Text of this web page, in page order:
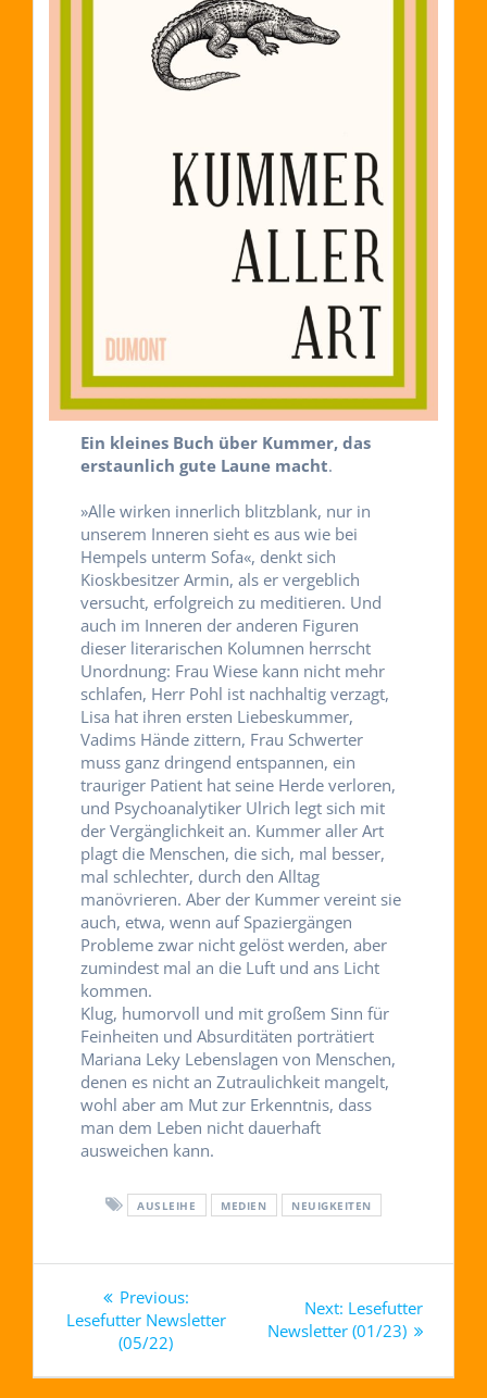
Ein kleines Buch über Kummer, das
erstaunlich gute Laune macht.
»Alle wirken innerlich blitzblank, nur in
unserem Inneren sieht es aus wie bei
Hempels unterm Sofa«, denkt sich
Kioskbesitzer Armin, als er vergeblich
versucht, erfolgreich zu meditieren. Und
auch im Inneren der anderen Figuren
dieser literarischen Kolumnen herrscht
Unordnung: Frau Wiese kann nicht mehr
schlafen, Herr Pohl ist nachhaltig verzagt,
Lisa hat ihren ersten Liebeskummer,
Vadims Hände zittern, Frau Schwerter
muss ganz dringend entspannen, ein
trauriger Patient hat seine Herde verloren,
und Psychoanalytiker Ulrich legt sich mit
der Vergänglichkeit an. Kummer aller Art
plagt die Menschen, die sich, mal besser,
mal schlechter, durch den Alltag
manövrieren. Aber der Kummer vereint sie
auch, etwa, wenn auf Spaziergängen
Probleme zwar nicht gelöst werden, aber
zumindest mal an die Luft und ans Licht
kommen.
Klug, humorvoll und mit großem Sinn für
Feinheiten und Absurditäten porträtiert
Mariana Leky Lebenslagen von Menschen,
denen es nicht an Zutraulichkeit mangelt,
wohl aber am Mut zur Erkenntnis, dass
man dem Leben nicht dauerhaft
ausweichen kann.
AUSLEIHE MEDIEN NEUIGKEITEN
Beitragsnavigation
Previous:Previous
post:
Lesefutter Newsletter
(05/22)
Next: Next
post:
Lesefutter
Newsletter (01/23)